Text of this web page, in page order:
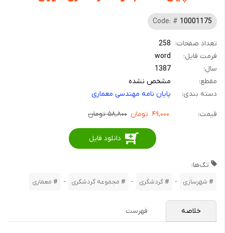
Code: # 10001175
تعداد صفحات: 258
فرمت فایل:
word
سال:
1387
مقطع:
مشخص نشده
دسته بندی:
پایان نامه مهندسی معماری
قیمت: ۴۹,۰۰۰ تومان ۵۸,۸۰۰ تومان
دانلود فایل
تگ‌ها:
شهرسازی - گردشگری - مجموعه گردشگری - معماری
خلاصه فهرست